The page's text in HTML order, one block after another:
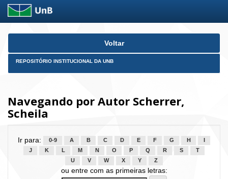
Skip
Voltar
REPOSITÓRIO INSTITUCIONAL DA UNB
Navegando por Autor Scherrer,
Scheila
Ir para: 0-9 A B C D E F G H
J
K L M N O P Q R S
T
U
V W X Y Z
ou entre com as primeiras letras: